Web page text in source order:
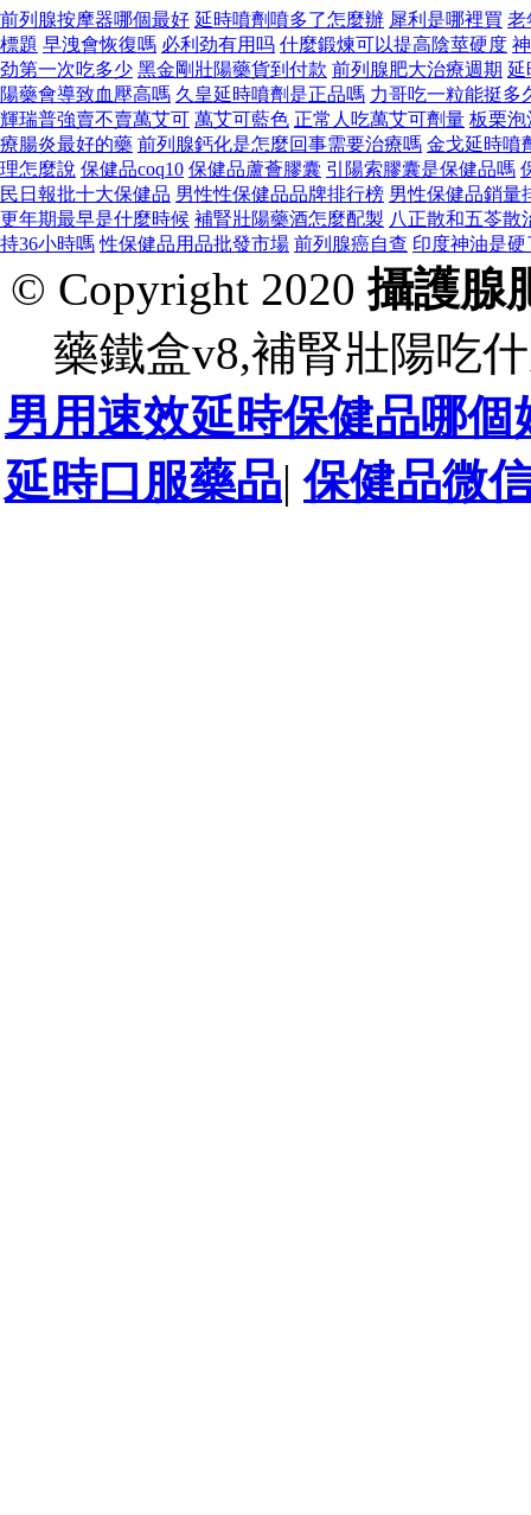
前列腺按摩器哪個最好 延時噴劑噴多了怎麼辦 犀利是哪裡買 老
標題 早洩會恢復嗎 必利劲有用吗 什麼鍛煉可以提高陰莖硬度
劲第一次吃多少 黑金剛壯陽藥貨到付款 前列腺肥大治療週期 延
陽藥會導致血壓高嗎 久皇延時噴劑是正品嗎 力哥吃一粒能挺多
輝瑞普強賣不賣萬艾可 萬艾可藍色 正常人吃萬艾可劑量 板栗泡
療腸炎最好的藥 前列腺鈣化是怎麼回事需要治療嗎 金戈延時噴
理怎麼說 保健品coq10 保健品蘆薈膠囊 引陽索膠囊是保健品嗎
民日報批十大保健品 男性性保健品品牌排行榜 男性保健品銷量
更年期最早是什麼時候 補腎壯陽藥酒怎麼配製 八正散和五苓散
持36小時嗎 性保健品用品批發市場 前列腺癌自查 印度神油是
© Copyright 2020攝護腺
藥鐵盒v8,補腎壯陽吃
男用速效延時保健品哪個
延時口服藥品|保健品微